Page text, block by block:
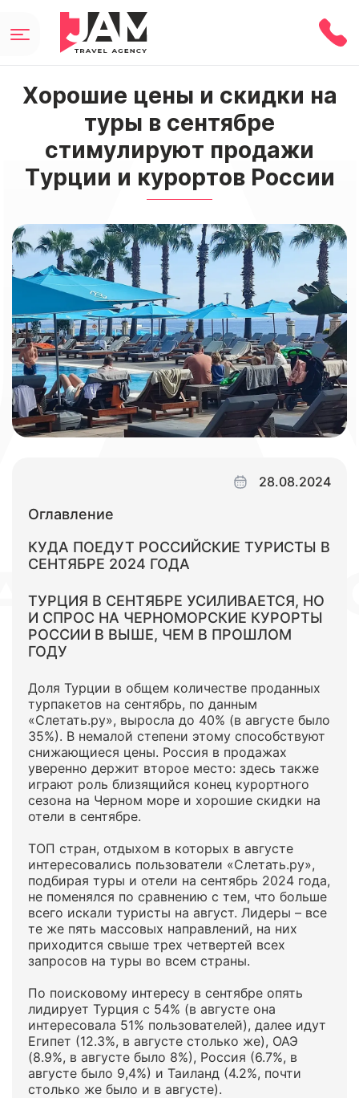
Хорошие цены и скидки на
туры в сентябре
стимулируют продажи
Турции и курортов России
Оглавление
КУДА ПОЕДУТ РОССИЙСКИЕ ТУРИСТЫ В
СЕНТЯБРЕ 2024 ГОДА
ТУРЦИЯ В СЕНТЯБРЕ УСИЛИВАЕТСЯ, НО
И СПРОС НА ЧЕРНОМОРСКИЕ КУРОРТЫ
РОССИИ В ВЫШЕ, ЧЕМ В ПРОШЛОМ
ГОДУ
28.08.2024
Доля Турции в общем количестве проданных
турпакетов на сентябрь, по данным
«Слетать.ру», выросла до 40% (в августе было
35%). В немалой степени этому способствуют
снижающиеся цены. Россия в продажах
уверенно держит второе место: здесь также
играют роль близящийся конец курортного
сезона на Черном море и хорошие скидки на
отели в сентябре.
ТОП стран, отдыхом в которых в августе
интересовались пользователи «Слетать.ру»,
подбирая туры и отели на сентябрь 2024 года,
не поменялся по сравнению с тем, что больше
всего искали туристы на август. Лидеры – все
те же пять массовых направлений, на них
приходится свыше трех четвертей всех
запросов на туры во всем страны.
По поисковому интересу в сентябре опять
лидирует Турция с 54% (в августе она
интересовала 51% пользователей), далее идут
Египет (12.3%, в августе столько же), ОАЭ
(8.9%, в августе было 8%), Россия (6.7%, в
августе было 9,4%) и Таиланд (4.2%, почти
столько же было и в августе).